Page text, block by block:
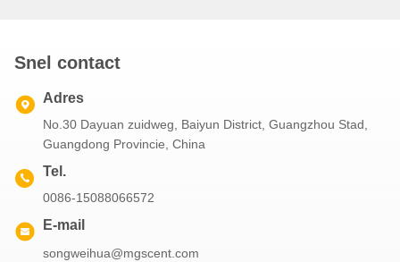
Snel contact
Adres
No.30 Dayuan zuidweg, Baiyun District, Guangzhou Stad,
Guangdong Provincie, China
Tel.
0086-15088066572
E-mail
songweihua@mgscent.com